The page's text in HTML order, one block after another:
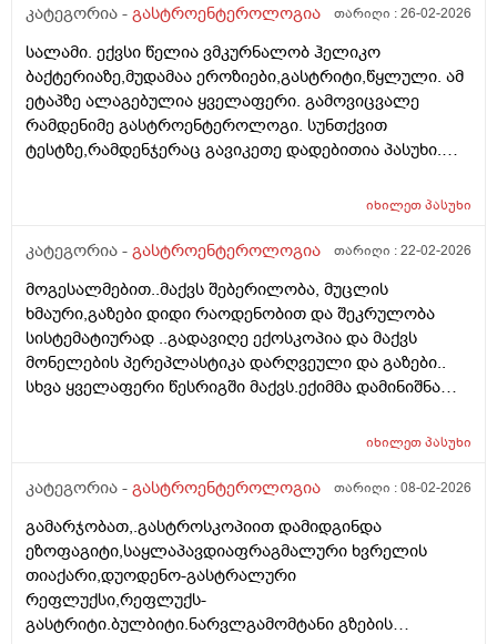
კატეგორია - გასტროენტეროლოგია თარიღი :26-02-2026
სალამი. ექვსი წელია ვმკურნალობ ჰელიკო
ბაქტერიაზე,მუდამაა ეროზიები,გასტრიტი,წყლული. ამ
ეტაპზე ალაგებულია ყველაფერი. გამოვიცვალე
რამდენიმე გასტროენტეროლოგი. სუნთქვით
ტესტზე,რამდენჯერაც გავიკეთე დადებითია პასუხი.
ერთხელ თუ დაგიფიქსირდა ,შემდგომ რომც
განავლის ტესტი.... სამჯერ სხვადასხვა
ორი უარყოფითი და ერთი დადებითი პასუხი მივიღო.
ერთ ერთმა გასტროენტეროლოგმა მითხრა რომ
,,გარტყმაზეა,, განავლის ტესტი- დაჭერაზე,ბევრჯერ
უნდა გაიკეთო ბაქტერია რომ დაიჭირო... ბოლო
გასტროენტეროლოგმა პირიქით,ეს კვლევა უფროა
იხილეთპასუხი
კატეგორია - გასტროენტეროლოგია თარიღი :22-02-2026
მოგესალმებით..მაქვს შებერილობა, მუცლის
ხმაური,გაზები დიდი რაოდენობით და შეკრულობა
სისტემატიურად ..გადავიღე ექოსკოპია და მაქვს
მონელების პერეპლასტიკა დარღვეული და გაზები..
სხვა ყველაფერი წესრიგში მაქვს.ექიმმა დამინიშნა
მაქვს,.მაგრამ რა მინდა რომ გკითხო მუცელზე ჭიპის
მგრძნობელობა და ტკივილი ,ხანდახან მარცხენა
მხარესაც ხოლმე ეს რისი ბრალი უნდა იყოს ? ასევე
მაქვს სპირალიც და შეიძლება ამისგან მოდიოდეს
ტკივილი თუ ეს ყველაფერი რაც მჭირს აქედან
მოდიოდეს და მაინც მირჩიეთ ვის და როგორ
იხილეთპასუხი
კატეგორია - გასტროენტეროლოგია თარიღი :08-02-2026
გამარჯობათ,.გასტროსკოპიით დამიდგინდა
ეზოფაგიტი,საყლაპავდიაფრაგმალური ხვრელის
თიაქარი,დუოდენო-გასტრალური
რეფლუქსი,რეფლუქს-
გასტრიტი.ბულბიტი.ნარვლგამომტანი გზების